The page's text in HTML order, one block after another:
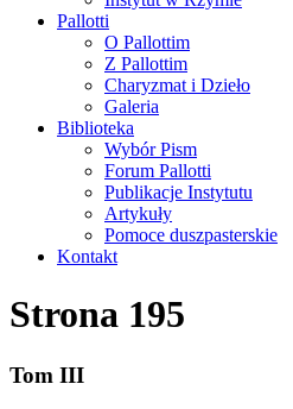
Pallotti
O Pallottim
Z Pallottim
Charyzmat i Dzieło
Galeria
Biblioteka
Wybór Pism
Forum Pallotti
Publikacje Instytutu
Artykuły
Pomoce duszpasterskie
Kontakt
Strona 195
Tom III